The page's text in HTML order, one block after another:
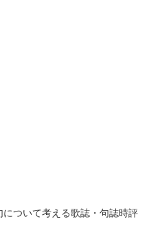
ついて考える歌誌・句誌時評